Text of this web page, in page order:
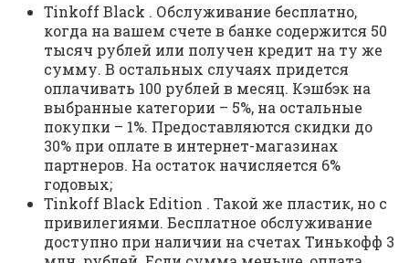
Tinkoff Black . Обслуживание бесплатно,
когда на вашем счете в банке содержится 50
тысяч рублей или получен кредит на ту же
сумму. В остальных случаях придется
оплачивать 100 рублей в месяц. Кэшбэк на
выбранные категории – 5%, на остальные
покупки – 1%. Предоставляются скидки до
30% при оплате в интернет-магазинах
партнеров. На остаток начисляется 6%
годовых;
Tinkoff Black Edition . Такой же пластик, но с
привилегиями. Бесплатное обслуживание
доступно при наличии на счетах Тинькофф 3